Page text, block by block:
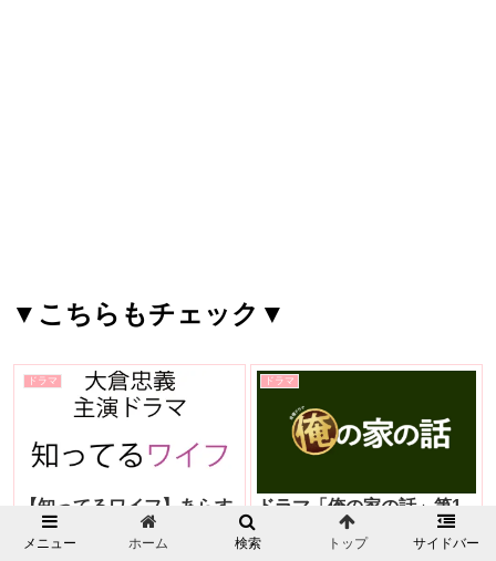
▼こちらもチェック▼
ドラマ
【知ってるワイフ】あらす
じ・ネタバレ・キャスト一
覧まとめ！原作は韓国ドラ
ドラマ
ドラマ「俺の家の話」第1
話見逃し配信動画を安全に
無料視聴する方法（長瀬智
メニュー ホーム 検索 トップ サイドバー